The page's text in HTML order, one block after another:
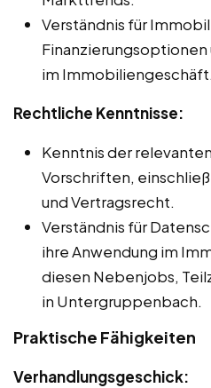
Verständnis für
im Immobiliengeschäft.
Rechtliche Kenntnisse:
Kenntnis der
Vorschriften,
und Vertragsrecht.
Verständnis für
ihre Anwendung im
diesen Nebenjobs,
in Untergruppenbach.
Praktische Fähigkeiten
Verhandlungsgeschick: